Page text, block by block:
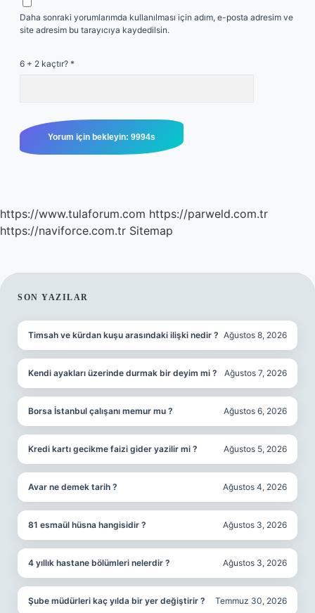
Daha sonraki yorumlarımda kullanılması için adım, e-posta adresim ve
site adresim bu tarayıcıya kaydedilsin.
6 + 2 kaçtır? *
https://www.tulaforum.com https://parweld.com.tr
https://naviforce.com.tr Sitemap
SIDEBAR
SON YAZILAR
Timsah ve kürdan kuşu arasındaki ilişki nedir ? Ağustos 8, 2026
Kendi ayakları üzerinde durmak bir deyim mi ? Ağustos 7, 2026
Borsa İstanbul çalışanı memur mu ? Ağustos 6, 2026
Kredi kartı gecikme faizi gider yazilir mi ? Ağustos 5, 2026
Avar ne demek tarih ? Ağustos 4, 2026
81 esmaül hüsna hangisidir ? Ağustos 3, 2026
4 yıllık hastane bölümleri nelerdir ? Ağustos 3, 2026
Şube müdürleri kaç yılda bir yer değiştirir ? Temmuz 30, 2026